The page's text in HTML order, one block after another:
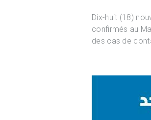
Dix-huit (18)
confirmés au
des cas de